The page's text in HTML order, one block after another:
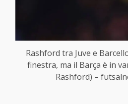
Rashford tra Juve e
finestra, ma il Barça è in
Rashford) –